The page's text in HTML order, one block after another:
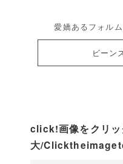
愛嬌あるフォル
ビーン
click!画像をクリッ
大/